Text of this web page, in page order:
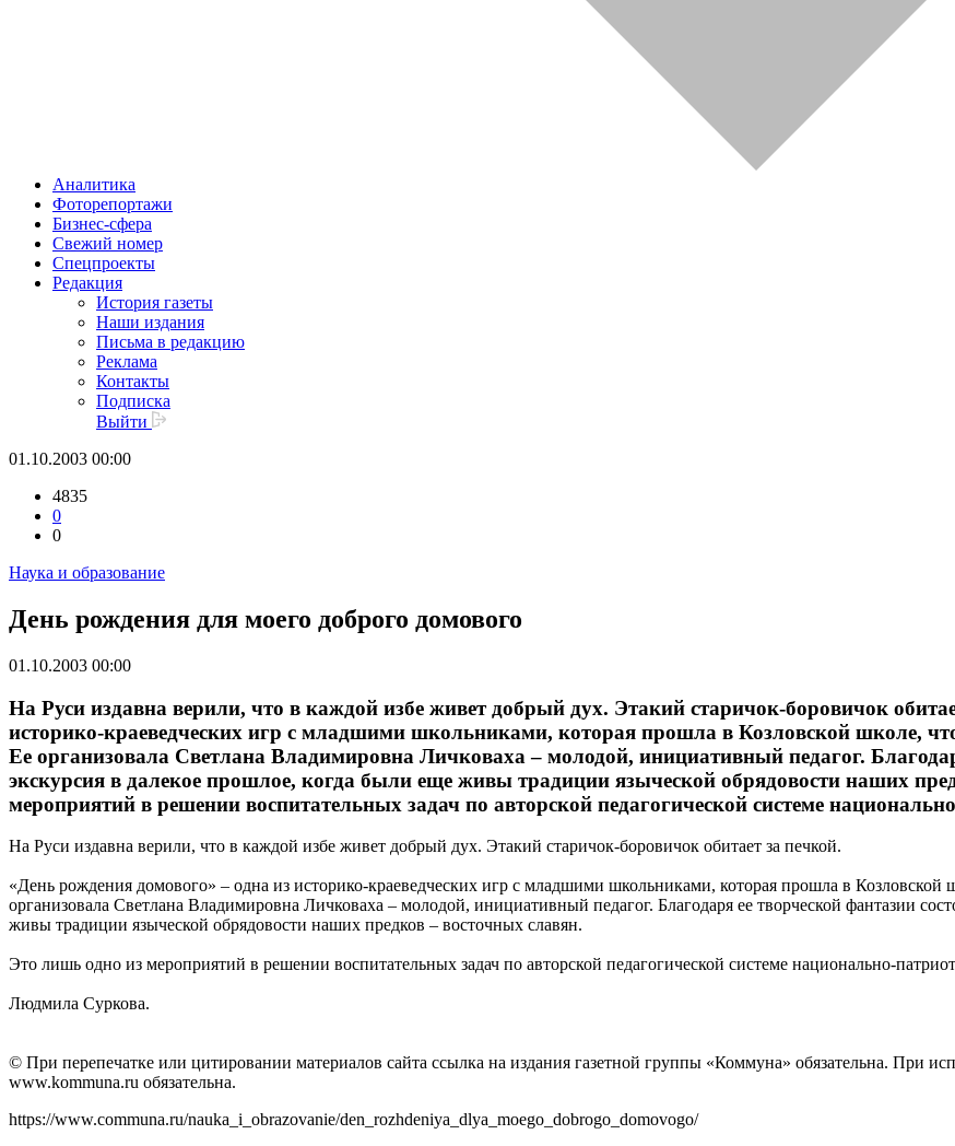
Аналитика
Фоторепортажи
Бизнес-сфера
Свежий номер
Спецпроекты
Редакция
История газеты
Наши издания
Письма в редакцию
Реклама
Контакты
Подписка
Выйти
01.10.2003 00:00
4835
0
0
Наука и образование
День рождения для моего доброго домового
01.10.2003 00:00
На Руси издавна верили, что в каждой избе живет добрый дух. Этакий старичок-боровичок
историко-краеведческих игр с младшими школьниками, которая прошла в Козловской школе,
Ее организовала Светлана Владимировна Личковаха – молодой, инициативный педагог.
экскурсия в далекое прошлое, когда были еще живы традиции языческой обрядовости наших
мероприятий в решении воспитательных задач по авторской педагогической системе
На Руси издавна верили, что в каждой избе живет добрый дух. Этакий старичок-боровичок обитает за печкой.
«День рождения домового» – одна из историко-краеведческих игр с младшими школьниками, которая прошла в
организовала Светлана Владимировна Личковаха – молодой, инициативный педагог. Благодаря ее творческой фантазии
живы традиции языческой обрядовости наших предков – восточных славян.
Это лишь одно из мероприятий в решении воспитательных задач по авторской педагогической системе национально-
Людмила Суркова.
© При перепечатке или цитировании материалов cайта ссылка на издания газетной группы «Коммуна» обязательна. При
www.kommuna.ru обязательна.
https://www.communa.ru/nauka_i_obrazovanie/den_rozhdeniya_dlya_moego_dobrogo_domovogo/